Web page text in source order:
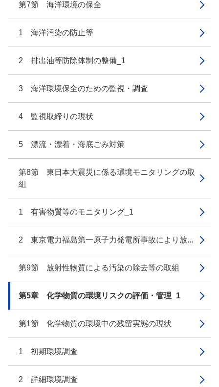
第7節 海洋環境の保全
1 海洋汚染の防止等
2 排出油等防除体制の整備_1
3 海洋環境保全のための監視・調査
4 監視取締りの現状
5 漂流・漂着・海底ごみ対策
第8節 東日本大震災に係る環境モニタリングの取
組
1 有害物質等のモニタリング_1
2 東京電力福島第一原子力発電所事故により放...
第9節 放射性物質による汚染の除去等の取組
第5章 化学物質の環境リスクの評価・管理_1
第1節 化学物質の環境中の残留実態の現状
1 初期環境調査
2 詳細環境調査